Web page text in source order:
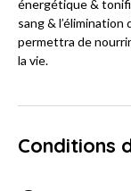
énergétique &
sang & l’élimination
permettra de
la vie.
Conditions